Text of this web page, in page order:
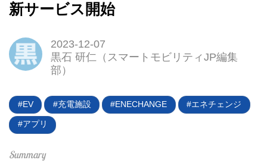
HOME
EV
電動バイク
新サービス開始
2023-12-07
黒石 研仁（スマートモビリティJP編集
部）
EV 充電施設 ENECHANGE エネチェンジ
アプリ